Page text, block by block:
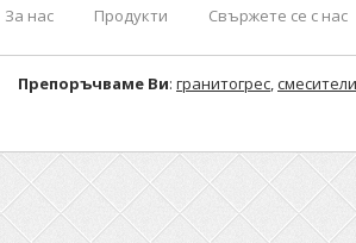
За нас Продукти Свържете се с нас
Препоръчваме Ви: гранитогрес,